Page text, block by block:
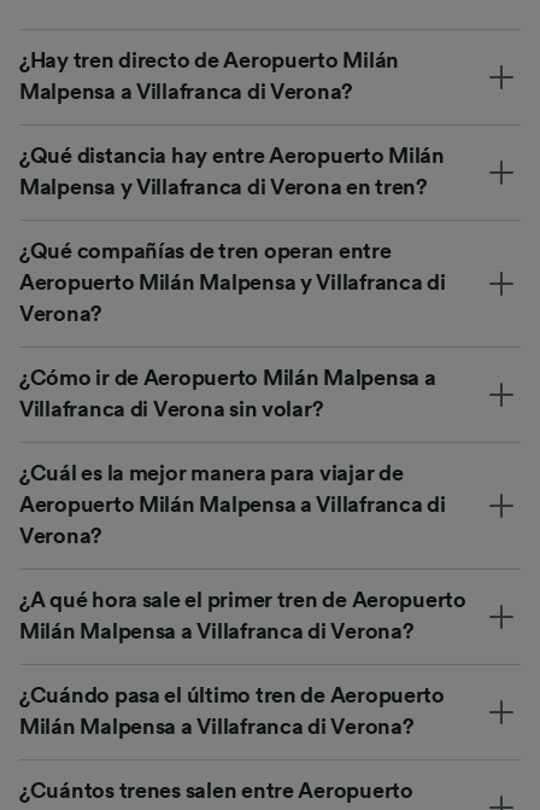
¿Hay tren directo de Aeropuerto Milán
Malpensa a Villafranca di Verona?
¿Qué distancia hay entre Aeropuerto Milán
Malpensa y Villafranca di Verona en tren?
¿Qué compañías de tren operan entre
Aeropuerto Milán Malpensa y Villafranca di
Verona?
¿Cómo ir de Aeropuerto Milán Malpensa a
Villafranca di Verona sin volar?
¿Cuál es la mejor manera para viajar de
Aeropuerto Milán Malpensa a Villafranca di
Verona?
¿A qué hora sale el primer tren de Aeropuerto
Milán Malpensa a Villafranca di Verona?
¿Cuándo pasa el último tren de Aeropuerto
Milán Malpensa a Villafranca di Verona?
¿Cuántos trenes salen entre Aeropuerto